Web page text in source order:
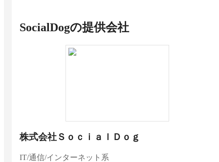
SocialDogの提供会社
株式会社ＳｏｃｉａｌＤｏｇ
IT/通信/インターネット系